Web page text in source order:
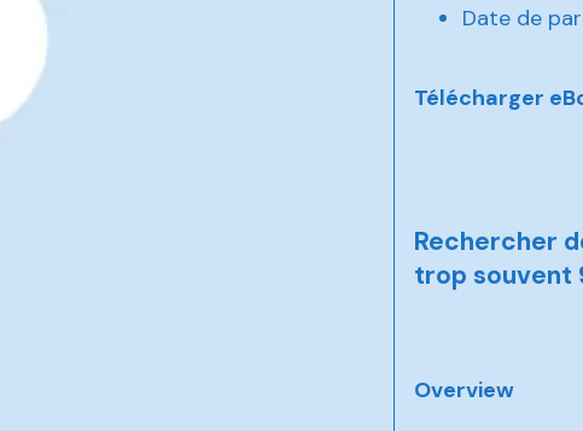
Date de
Télécharger
Rechercher
trop souvent
Overview